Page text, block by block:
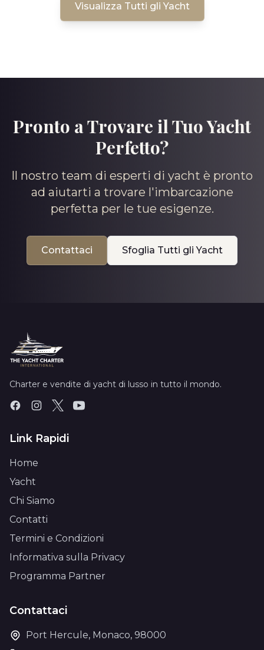
Visualizza Tutti gli Yacht
Pronto a Trovare il Tuo Yacht
Perfetto?
Il nostro team di esperti di yacht è pronto
ad aiutarti a trovare l'imbarcazione
perfetta per le tue esigenze.
Contattaci Sfoglia Tutti gli Yacht
Charter e vendite di yacht di lusso in tutto il mondo.
Link Rapidi
Home
Yacht
Chi Siamo
Contatti
Termini e Condizioni
Informativa sulla Privacy
Programma Partner
Contattaci
Port Hercule, Monaco, 98000